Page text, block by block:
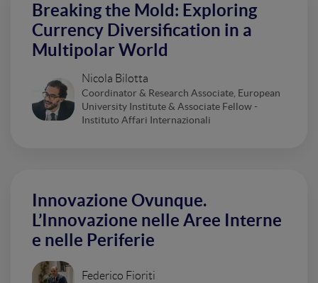
Breaking the Mold: Exploring
Currency Diversification in a
Multipolar World
Nicola Bilotta
Coordinator & Research Associate, European
University Institute & Associate Fellow -
Instituto Affari Internazionali
Innovazione Ovunque.
L’Innovazione nelle Aree Interne
e nelle Periferie
Federico Fioriti